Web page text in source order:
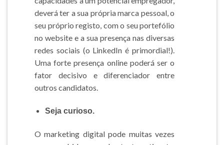
deverá ter a sua própria marca pessoal, o
seu próprio registo, com o seu portefólio
no website e a sua presença nas diversas
redes sociais (o LinkedIn é primordial!).
Uma forte presença online poderá ser o
fator decisivo e diferenciador entre
outros candidatos.
Seja curioso.
O marketing digital pode muitas vezes